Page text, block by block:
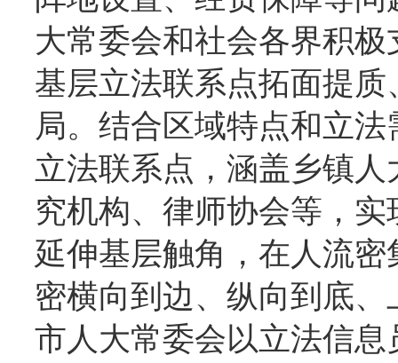
大常委会和社会各界积
基层立法联系点拓面提
局。结合区域特点和立
立法联系点，涵盖乡镇
究机构、律师协会等，
延伸基层触角，在人流
密横向到边、纵向到底
市人大常委会以立法信